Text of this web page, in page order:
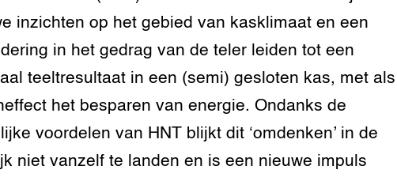
inzichten op het gebied van kasklimaat en een
in het gedrag van de teler leiden tot een
teeltresultaat in een (semi) gesloten kas, met als
het besparen van energie. Ondanks de
voordelen van HNT blijkt dit ‘omdenken’ in de
niet vanzelf te landen en is een nieuwe impuls